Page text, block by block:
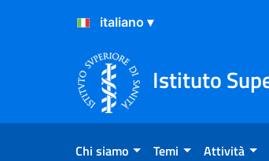
Salta al Contenuto
Salta al Footer
Istituto
Chi siamo Temi Attività